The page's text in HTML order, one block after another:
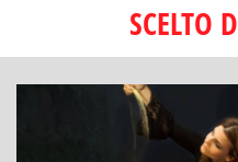
SCELTO